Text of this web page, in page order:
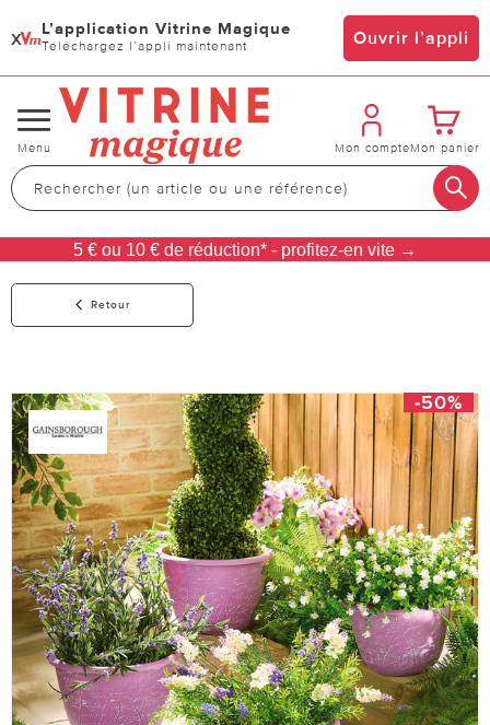
x L’application Vitrine Magique
Téléchargez l’appli maintenant Ouvrir l’appli
Changer
de
navigation
Menu Mon compteMon panier
5 € ou 10 € de réduction* - profitez-en vite →
Retour
-50%